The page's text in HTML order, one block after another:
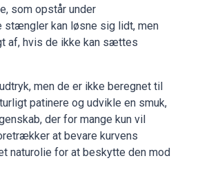
som opstår under
stængler kan løsne sig lidt, men
af, hvis de ikke kan sættes
men de er ikke beregnet til
patinere og udvikle en smuk,
der for mange kun vil
at bevare kurvens
naturolie for at beskytte den mod